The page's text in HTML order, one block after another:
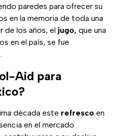
paredes para ofrecer su
en la memoria de toda una
de los años, el jugo, que una
en el país, se fue
Aid para
década este refresco en
en el mercado